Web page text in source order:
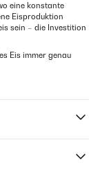
eine konstante
Eisproduktion
sein – die Investition
Eis immer genau